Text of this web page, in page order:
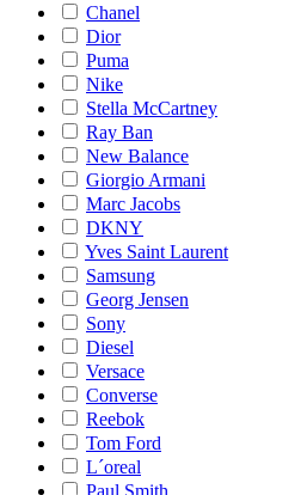
Chanel
Dior
Puma
Nike
Stella McCartney
Ray Ban
New Balance
Giorgio Armani
Marc Jacobs
DKNY
Yves Saint Laurent
Samsung
Georg Jensen
Sony
Diesel
Versace
Converse
Reebok
Tom Ford
L´oreal
Paul Smith